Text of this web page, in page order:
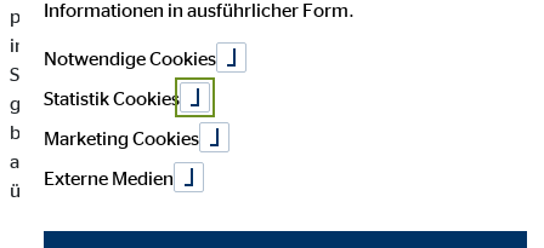
personenbezogenen Daten sicherzustellen. Dennoch können
internetbasierte Datenübertragungen grundsätzlich
Sicherheitslücken aufweisen, sodass ein absoluter Schutz nicht
gewährleistet werden kann. Aus diesem Grund steht es jeder
betroffenen Person frei, personenbezogene Daten auch auf
alternativen Wegen, beispielsweise telefonisch, an uns zu
übermitteln.
Informationen in ausführlicher Form.
Notwendige Cookies
Statistik Cookies
Marketing Cookies
Externe Medien